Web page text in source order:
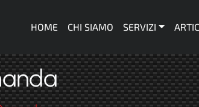
Navigazione
HOME CHI SIAMO SERVIZI